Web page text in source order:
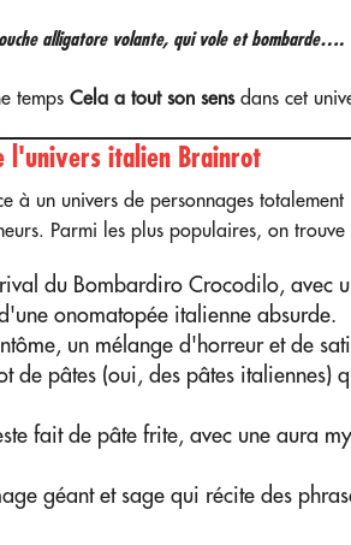
alligatore volante, qui vole et bombarde….
temps Cela a tout son sensdans cet
l'univers italien Brainrot
à un univers de personnages totalement
Parmi les plus populaires, on trouve
du Bombardiro Crocodilo, avec
onomatopée italienne absurde.
un mélange d'horreur et de
de pâtes (oui, des pâtes italiennes)
fait de pâte frite, avec une aura
géant et sage qui récite des